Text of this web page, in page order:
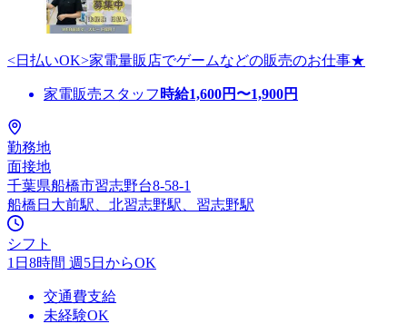
<日払いOK>家電量販店でゲームなどの販売のお仕事★
家電販売スタッフ 時給1,600円〜1,900円
勤務地
面接地
千葉県船橋市習志野台8-58-1
船橋日大前駅、北習志野駅、習志野駅
シフト
1日8時間 週5日からOK
交通費支給
未経験OK